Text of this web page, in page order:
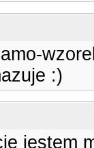
:)
jestem